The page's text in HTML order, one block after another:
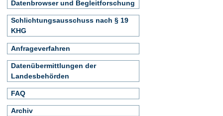
Datenbrowser und Begleitforschung
Schlichtungsausschuss nach § 19
KHG
Anfrageverfahren
Datenübermittlungen der
Landesbehörden
FAQ
Archiv